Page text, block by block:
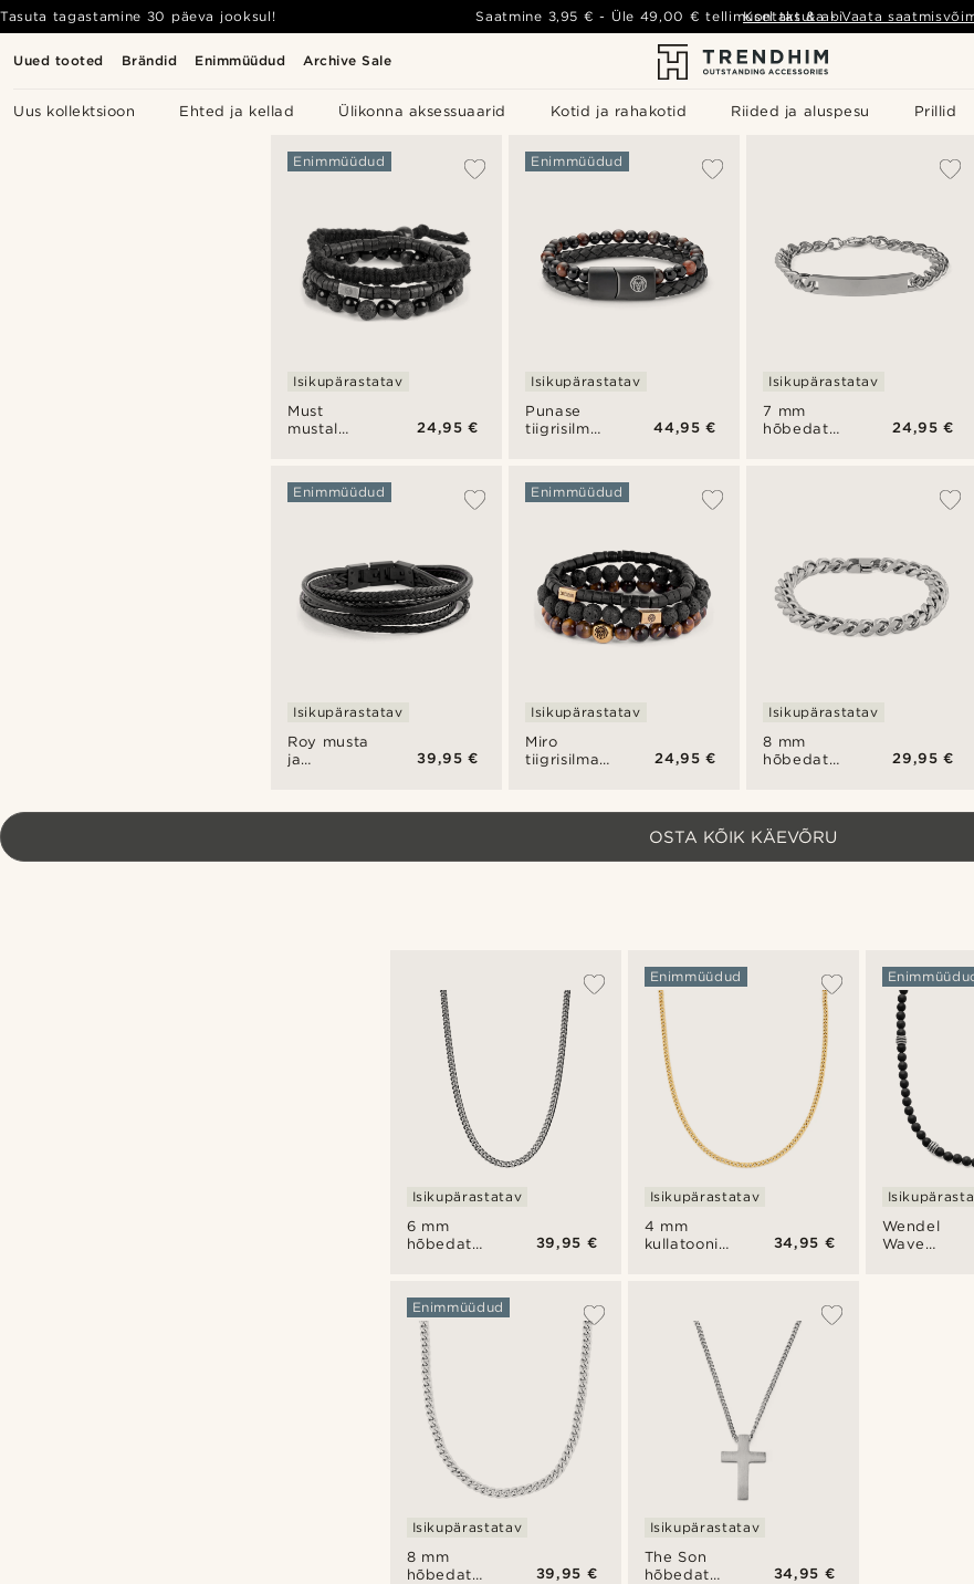
Uued tooted Brändid Enimmüüdud Archive Sale
Uus kollektsioon Ehted ja kellad Ülikonna aksessuaarid Kotid ja rahakotid Riided ja aluspesu Prillid
Tasuta tagastamine 30 päeva jooksul! Saatmine 3,95 € - Üle 49,00 € tellimusel tasuta- Vaata
Kontakt & abi
Must
mustal
Enimmüüdud
Isikupärastatav
24,95 €
Roy musta
ja
käevõru
Enimmüüdud
Isikupärastatav
39,95 €
Punase
tiigrisilma
terasest
Icon
Enimmüüdud
Isikupärastatav
44,95 €
Miro
tiigrisilma
käevõru
Enimmüüdud
Isikupärastatav
24,95 €
7 mm
hõbedatooni
Isikupärastatav
24,95 €
8 mm
hõbedatooni
Isikupärastatav
29,95 €
OSTA KÕIK KÄEVÕRU
6 mm
hõbedatooni
Isikupärastatav
39,95 €
8 mm
hõbedatooni
Enimmüüdud
Isikupärastatav
39,95 €
4 mm
kullatooni
Enimmüüdud
Isikupärastatav
34,95 €
The Son
hõbedatooni
Isikupärastatav
34,95 €
Wendel
Wave